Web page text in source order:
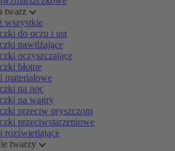
twarz
wszystkie
do oczu i ust
nawilżające
oczyszczające
błotne
materiałowe
na noc
na wągry
przeciw pryszczom
przeciwstarzeniowe
rozświetlające
twarzy